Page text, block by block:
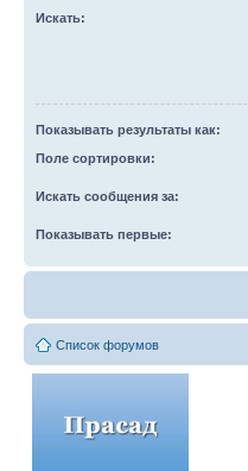
Искать:
Показывать результаты как:
Поле сортировки:
Искать сообщения за:
Показывать первые:
Список форумов